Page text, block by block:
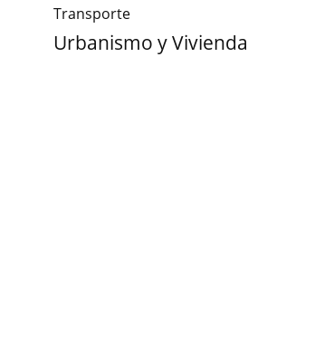
Transporte
Urbanismo y Vivienda